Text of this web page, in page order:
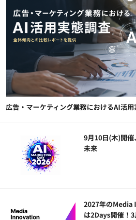
広告・マーケティング業務におけるAI活
9月10日(木)開
未来
2027年の
は2Days開催！